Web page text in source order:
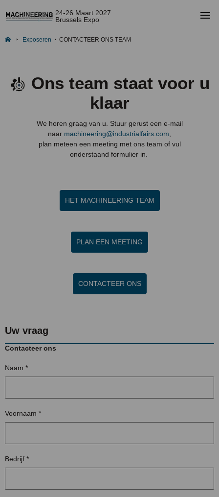
24-26 Maart 2027
Brussels Expo
Exposeren CONTACTEER ONS TEAM
Ons team staat voor u
klaar
We horen graag van u. Stuur gerust een e-mail
naar machineering@industrialfairs.com,
plan meteen een meeting met ons team of vul
onderstaand formulier in.
HET MACHINEERING TEAM
PLAN EEN MEETING
CONTACTEER ONS
Uw vraag
Contacteer ons
Naam *
Voornaam *
Bedrijf *